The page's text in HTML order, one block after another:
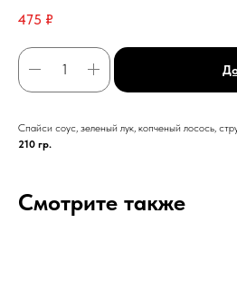
475 ₽
Спайси соус, зеленый лук, копченый лосось,
210 гр.
Смотрите также